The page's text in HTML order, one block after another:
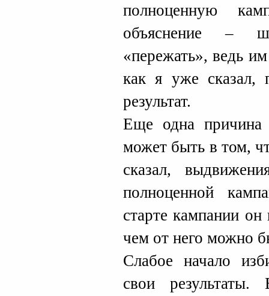
полноценную
объяснение –
«пережать», ведь
как я уже сказал,
результат.
Еще одна причина
может быть в том,
сказал,
полноценной
старте кампании
чем от него можно
Слабое начало
свои